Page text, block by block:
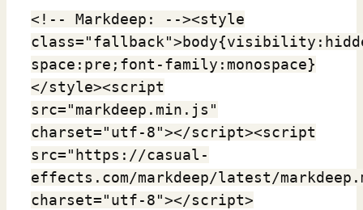
<!-- Markdeep: --><style
space:pre;font-family:monospace}
</style><script
src="markdeep.min.js"
charset="utf-8"></script><script
src="https://casual-
effects.com/markdeep/latest/
charset="utf-8"></script>